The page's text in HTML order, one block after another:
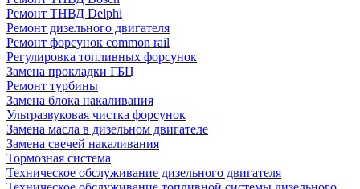
Ремонт ТНВД Delphi
Ремонт дизельного двигателя
Ремонт форсунок common rail
Регулировка топливных форсунок
Замена прокладки ГБЦ
Ремонт турбины
Замена блока накаливания
Ультразвуковая чистка форсунок
Замена масла в дизельном двигателе
Замена свечей накаливания
Тормозная система
Техническое обслуживание дизельного двигателя